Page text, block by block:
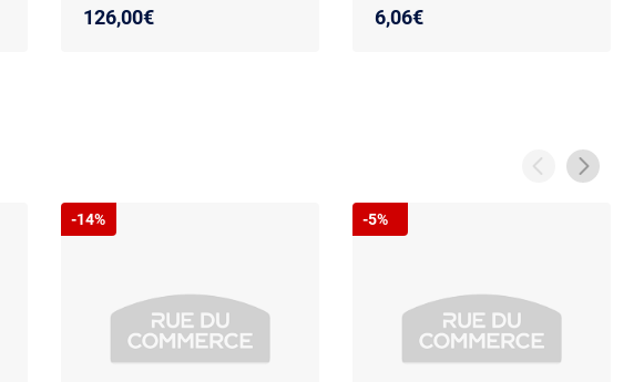
robuste - inox
126,00€
Compatible modèle 5KES100 –
Pièce d’origine – Plastique
6,06€
-14% -5%